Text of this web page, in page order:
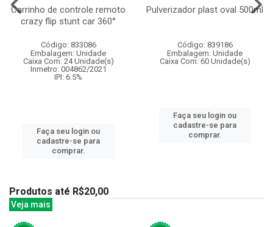
Carrinho de controle remoto
crazy flip stunt car 360°
Código: 833086
Embalagem: Unidade
Caixa Com: 24 Unidade(s)
Inmetro: 004862/2021
IPI: 6.5%
Faça seu login ou
cadastre-se para
comprar.
Pulverizador plast oval 500ml
Código: 839186
Embalagem: Unidade
Caixa Com: 60 Unidade(s)
Faça seu login ou
cadastre-se para
comprar.
Produtos até R$20,00
Veja mais